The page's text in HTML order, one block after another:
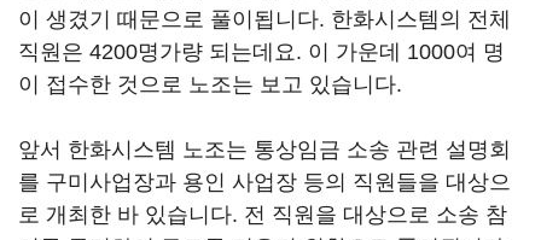
이 생겼기 때문으로 풀이됩니다. 한화시스템의 전체
직원은 4200명가량 되는데요. 이 가운데 1000여 명
이 접수한 것으로 노조는 보고 있습니다.
앞서 한화시스템 노조는 통상임금 소송 관련 설명회
를 구미사업장과 용인 사업장 등의 직원들을 대상으
로 개최한 바 있습니다. 전 직원을 대상으로 소송 참